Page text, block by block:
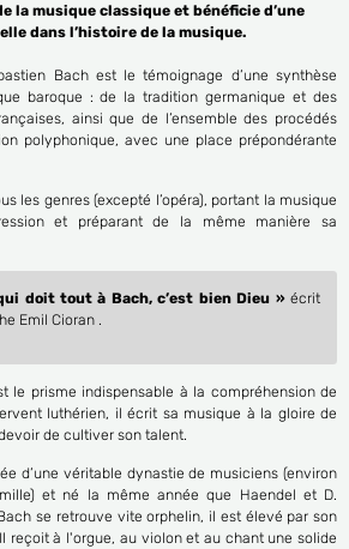
la musique classique et bénéficie d’une
dans l’histoire de la musique.
Bach est le témoignage d’une synthèse
baroque : de la tradition germanique et des
ainsi que de l’ensemble des procédés
polyphonique, avec une place prépondérante
les genres (excepté l’opéra), portant la musique
et préparant de la même manière sa
doit tout à Bach, c’est bien Dieu » écrit
Emil Cioran .
le prisme indispensable à la compréhension de
luthérien, il écrit sa musique à la gloire de
de cultiver son talent.
d’une véritable dynastie de musiciens (environ
et né la même année que Haendel et D.
se retrouve vite orphelin, il est élevé par son
reçoit à l'orgue, au violon et au chant une solide